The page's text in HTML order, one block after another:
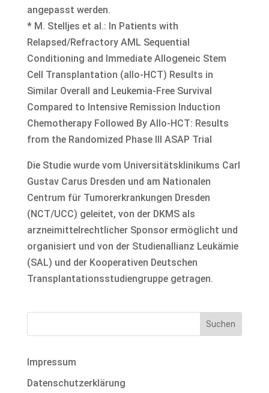
angepasst werden.
* M. Stelljes et al.: In Patients with
Relapsed/Refractory AML Sequential
Conditioning and Immediate Allogeneic Stem
Cell Transplantation (allo-HCT) Results in
Similar Overall and Leukemia-Free Survival
Compared to Intensive Remission Induction
Chemotherapy Followed By Allo-HCT: Results
from the Randomized Phase III ASAP Trial
Die Studie wurde vom Universitätsklinikums Carl
Gustav Carus Dresden und am Nationalen
Centrum für Tumorerkrankungen Dresden
(NCT/UCC) geleitet, von der DKMS als
arzneimittelrechtlicher Sponsor ermöglicht und
organisiert und von der Studienallianz Leukämie
(SAL) und der Kooperativen Deutschen
Transplantationsstudiengruppe getragen.
Impressum
Datenschutzerklärung